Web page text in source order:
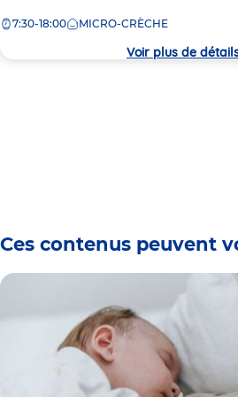
la7:30-18:00 MICRO-CRÈCHE
Voir plus de
Ces contenus peuvent